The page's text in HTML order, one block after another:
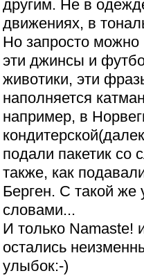
другим. Не в
движениях, в
Но запросто можно
эти джинсы и
животики, эти
наполняется
например, в
подали пакетик со
также, как
Берген. С такой
словами...
И только Namaste!
oстались
улыбок:-)